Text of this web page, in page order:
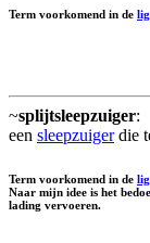
Term voorkomend in de
~splijtsleepzuiger:
een sleepzuigerdie
Term voorkomend in de
Naar mijn idee is het
lading vervoeren.